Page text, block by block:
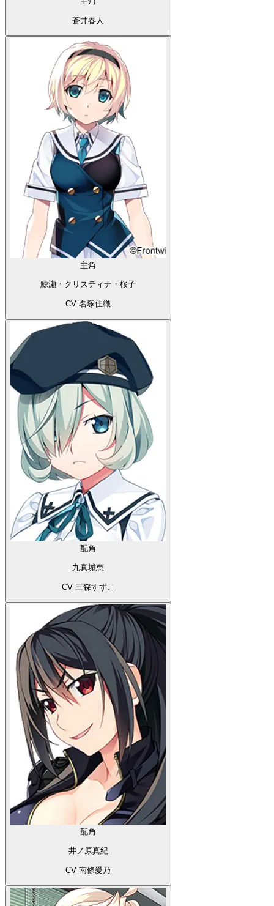
蒼井春人
主角
鯨瀬・クリスティナ・桜子
CV 名塚佳織
配角
九真城恵
CV 三森すずこ
配角
井ノ原真紀
CV 南條愛乃